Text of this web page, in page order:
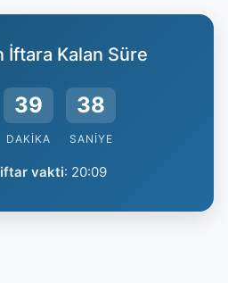
İftara Kalan Süre
39
DAKIKA
38
SANIYE
iftar vakti: 20:09